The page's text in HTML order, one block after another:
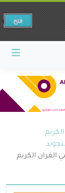
القران الكريم
فتح